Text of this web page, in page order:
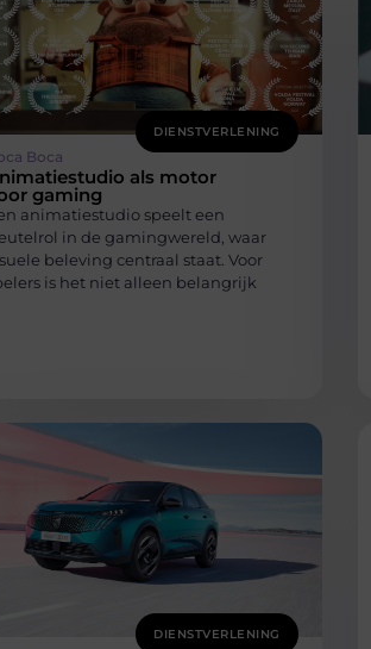
DIENSTVERLENING
Boca
als motor
gaming
animatiestudio speelt een
in de gamingwereld, waar
beleving centraal staat. Voor
is het niet alleen belangrijk
DIENSTVERLENING